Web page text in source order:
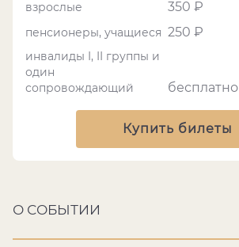
взрослые 350 ₽
пенсионеры, учащиеся 250 ₽
инвалиды I, II группы и
один
сопровождающий
бесплатно
Купить билеты
О СОБЫТИИ